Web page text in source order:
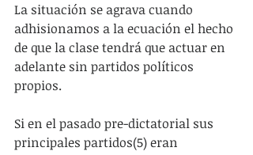
La situación se agrava cuando
adhisionamos a la ecuación el hecho
de que la clase tendrá que actuar en
adelante sin partidos políticos
propios.
Si en el pasado pre-dictatorial sus
principales partidos(5) eran